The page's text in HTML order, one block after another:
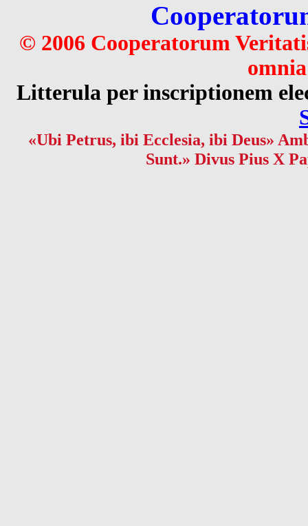
© 2006 Cooperatorum
Litterula per inscriptionem
«Ubi Petrus, ibi Ecclesia, ibi Deus»
Sunt.» Divus Pius X